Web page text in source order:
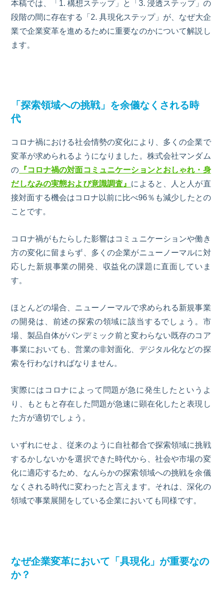
本稿では、「 1. 構想ステップ」と「3.浸透ステップ」の
段階の間に存在する「 2. 具現化ステップ」が、なぜ大企
業で企業変革を進めるために重要なのかについて解説し
ます。
「探索領域への挑戦」を余儀なくされる時
代
コロナ禍における社会情勢の変化により、多くの企業で
変革が求められるようになりました。株式会社マンダム
の 『コロナ禍の対面コミュニケーションとおしゃれ・身
だしなみの実態および意識調査』 によると、人と人が直
接対面する機会はコロナ以前に比べ96％も減少したとの
ことです。
コロナ禍がもたらした影響はコミュニケーションや働き
方の変化に留まらず、多くの企業がニューノーマルに対
応した新規事業の開発、収益化の課題に直面していま
す。
ほとんどの場合、ニューノーマルで求められる新規事業
の開発は、前述の探索の領域に該当するでしょう。市
場、製品自体がパンデミック前と変わらない既存のコア
事業においても、営業の非対面化、デジタル化などの探
索を行わなければなりません。
実際にはコロナによって問題が急に発生したというよ
り、もともと存在した問題が急速に顕在化したと表現し
た方が適切でしょう。
いずれにせよ、従来のように自社都合で探索領域に挑戦
するかしないかを選択できた時代から、社会や市場の変
化に適応するため、なんらかの探索領域への挑戦を余儀
なくされる時代に変わったと言えます。それは、深化の
領域で事業展開をしている企業においても同様です。
なぜ企業変革において「具現化」が重要なの
か？